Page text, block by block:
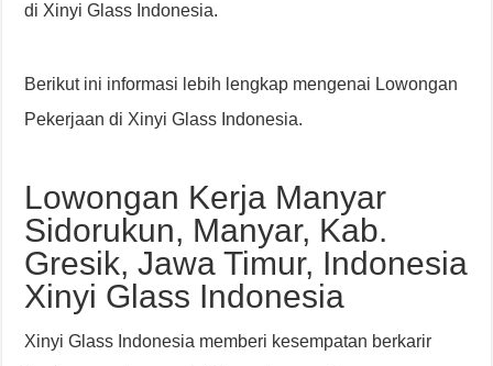
di Xinyi Glass Indonesia.
Berikut ini informasi lebih lengkap mengenai Lowongan
Pekerjaan di Xinyi Glass Indonesia.
Lowongan Kerja Manyar
Sidorukun, Manyar, Kab.
Gresik, Jawa Timur, Indonesia
Xinyi Glass Indonesia
Xinyi Glass Indonesia memberi kesempatan berkarir